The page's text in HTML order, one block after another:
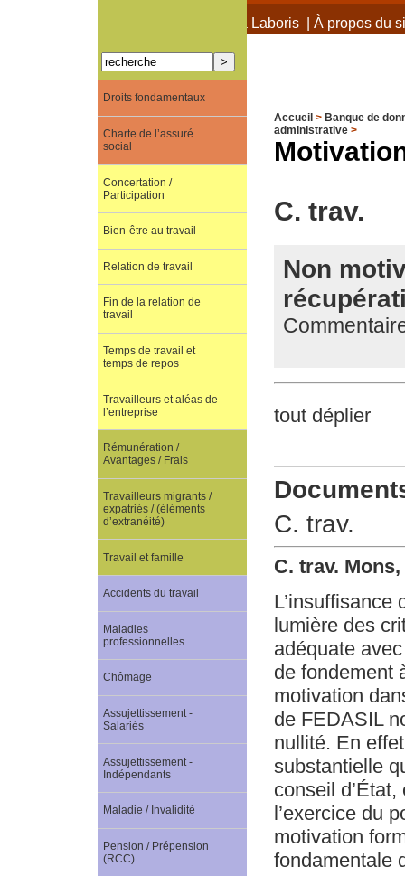
À propos de Terra Laboris| À propos du
Accueil > Banque de
administrative>
C. trav.
Non
tout déplier
C. trav.
C. trav.
L’insuffisance
lumière des
adéquate
de fondement
motivation
de FEDASIL
nullité. En
substantielle
conseil
l’exercice du
motivation
fondamentale
Droits fondamentaux
Charte de l’assuré
social
Concertation /
Participation
Bien-être au travail
Relation de travail
Fin de la relation de
travail
Temps de travail et
temps de repos
Travailleurs et aléas de
l’entreprise
Rémunération /
Avantages / Frais
Travailleurs migrants /
expatriés / (éléments
d’extranéité)
Travail et famille
Accidents du travail
Maladies
professionnelles
Chômage
Assujettissement -
Salariés
Assujettissement -
Indépendants
Maladie / Invalidité
Pension / Prépension
(RCC)